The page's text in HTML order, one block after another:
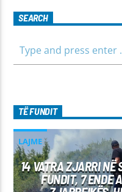
SEARCH
TË FUNDIT
LAJME
14 VATRA ZJARRI NË
FUNDIT, 7 ENDE